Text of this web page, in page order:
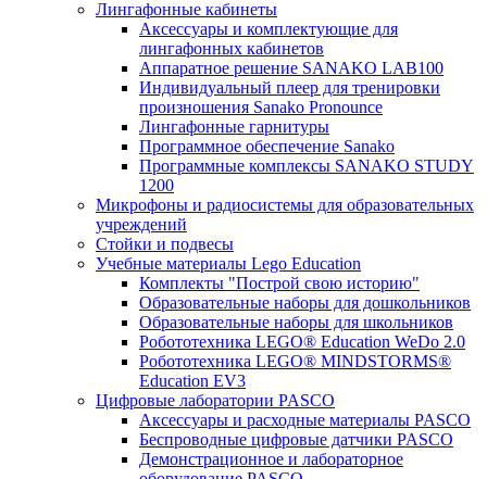
Лингафонные кабинеты
Аксессуары и комплектующие для
лингафонных кабинетов
Аппаратное решение SANAKO LAB100
Индивидуальный плеер для тренировки
произношения Sanako Pronounce
Лингафонные гарнитуры
Программное обеспечение Sanako
Программные комплексы SANAKO STUDY
1200
Микрофоны и радиосистемы для образовательных
учреждений
Стойки и подвесы
Учебные материалы Lego Education
Комплекты "Построй свою историю"
Образовательные наборы для дошкольников
Образовательные наборы для школьников
Робототехника LEGO® Education WeDo 2.0
Робототехника LEGO® MINDSTORMS®
Education EV3
Цифровые лаборатории PASCO
Аксессуары и расходные материалы PASCO
Беспроводные цифровые датчики PASCO
Демонстрационное и лабораторное